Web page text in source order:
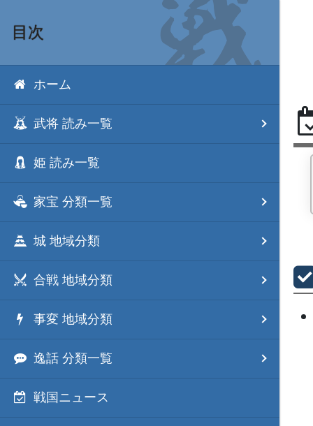
目次
ホーム
武将 読み一覧
姫 読み一覧
家宝 分類一覧
城 地域分類
合戦 地域分類
事変 地域分類
逸話 分類一覧
戦国ニュース